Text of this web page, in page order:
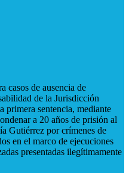
casos de ausencia de
de la Jurisdicción
primera sentencia, mediante
a 20 años de prisión al
Gutiérrez por crímenes de
en el marco de ejecuciones
presentadas ilegítimamente